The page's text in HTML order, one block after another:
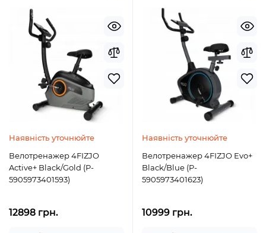
Наявність уточнюйте
Велотренажер 4FIZJO
Active+ Black/Gold (P-
5905973401593)
12898 грн.
Наявність уточнюйте
Велотренажер 4FIZJO Evo+
Black/Blue (P-
5905973401623)
10999 грн.